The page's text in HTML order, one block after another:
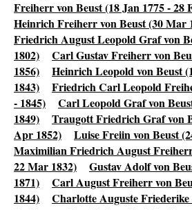
Freiherr von Beust (18 Jan 1775 - 28
Heinrich Freiherr von Beust (30 Mar
Friedrich August Leopold Graf von
1802)
Carl Gustav Freiherr von
1856)
Heinrich Leopold von Beust
1843)
Friedrich Carl Leopold
- 1845)
Carl Leopold Graf von
1849)
Traugott Friedrich Graf von
Apr 1852)
Luise Freiin von Beust
Maximilian Friedrich August
22 Mar 1832)
Gustav Adolf von
1871)
Carl August Freiherr von
1844)
Charlotte Auguste Friederike